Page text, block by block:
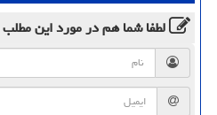
لطفا شما همدر مورد این مطلب